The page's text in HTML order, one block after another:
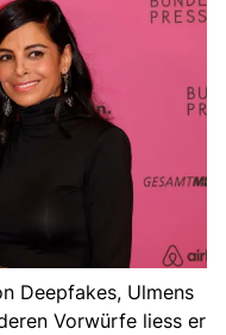
Deepfakes, Ulmens
Vorwürfe liess er